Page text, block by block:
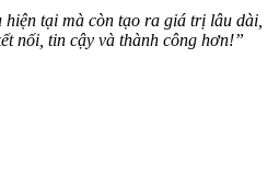
tại mà còn tạo ra giá trị lâu dài,
nối, tin cậy và thành công hơn!”